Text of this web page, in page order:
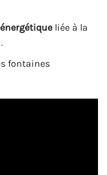
liée à la
fontaines